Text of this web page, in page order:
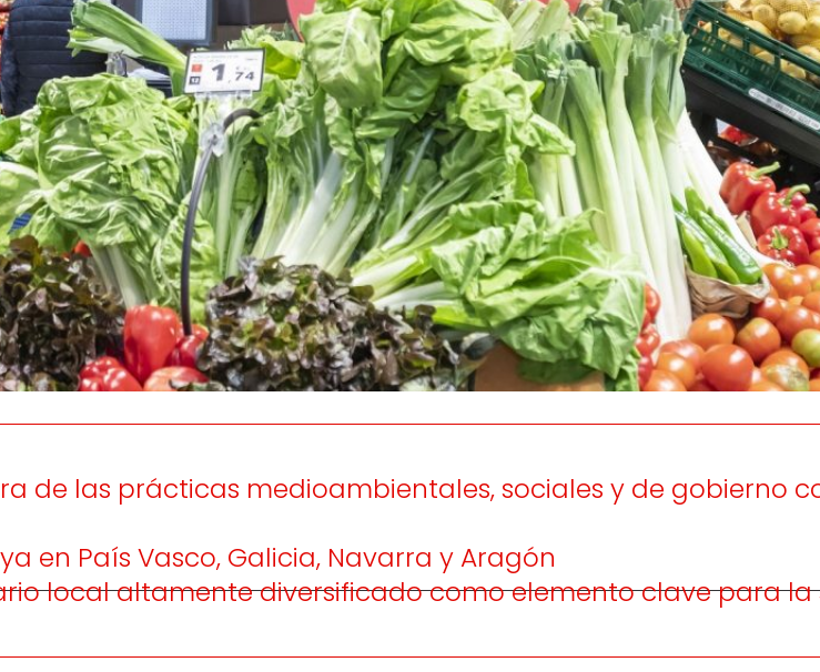
localy
entorno.
Promovemosla
satisfacción y el desarrollo
de laspersonas
trabajadoras.
Escuchamos e
informamosa las
personas
de las prácticas medioambientales, sociales y de gobierno
en País Vasco, Galicia, Navarra y Aragón
local altamente diversificado como elemento clave para